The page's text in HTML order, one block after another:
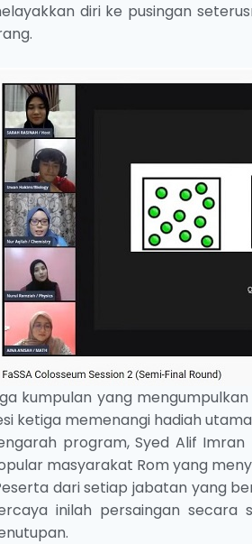
diri ke pusingan
kumpulan yang
ketiga memenangi hadiah
program, Syed Alif
masyarakat Rom yang
dari setiap jabatan yang
inilah persaingan secara